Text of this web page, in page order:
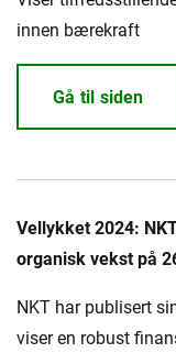
innen bærekraft
Gå til siden
Vellykket 2024:
organisk vekst på
NKT har publisert
viser en robust